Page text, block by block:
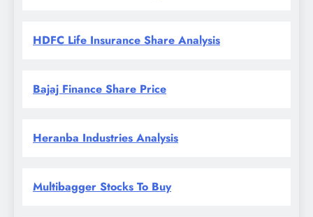
HDFC Life Insurance Share Analysis
Bajaj Finance Share Price
Heranba Industries Analysis
Multibagger Stocks To Buy